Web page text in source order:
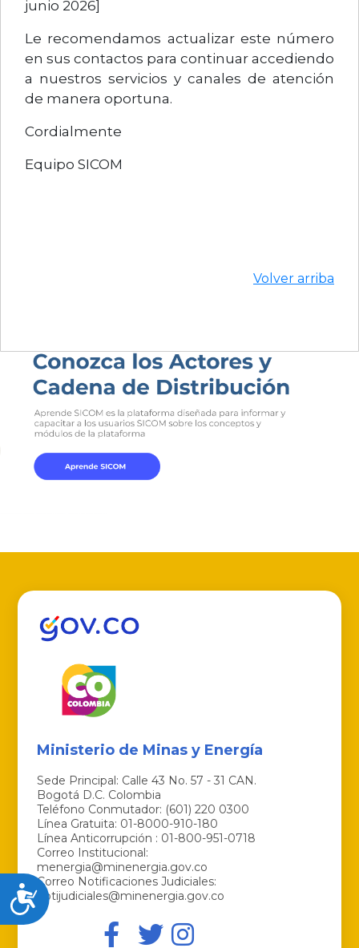
Accesibilidad
junio 2026]
Le recomendamos actualizar este número
en sus contactos para continuar accediendo
a nuestros servicios y canales de atención
de manera oportuna.
Cordialmente
Equipo SICOM
Volver arriba
Ministerio de Minas y Energía
Sede Principal: Calle 43 No. 57 - 31 CAN.
Bogotá D.C. Colombia
Teléfono Conmutador: (601) 220 0300
Línea Gratuita: 01-8000-910-180
Línea Anticorrupción : 01-800-951-0718
Correo Institucional:
menergia@minenergia.gov.co
Correo Notificaciones Judiciales:
notijudiciales@minenergia.gov.co